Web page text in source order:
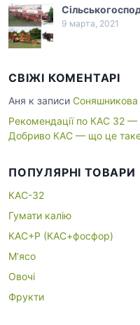
9 марта, 2021
СВІЖІ КОМЕНТАРІ
Аня к записи Соняшникова
Рекомендації по КАС 32 —
Добриво КАС — що це таке
ПОПУЛЯРНІ ТОВАРИ
КАС-32
Гумати калію
КАС+P (КАС+фосфор)
М’ясо
Овочі
Фрукти